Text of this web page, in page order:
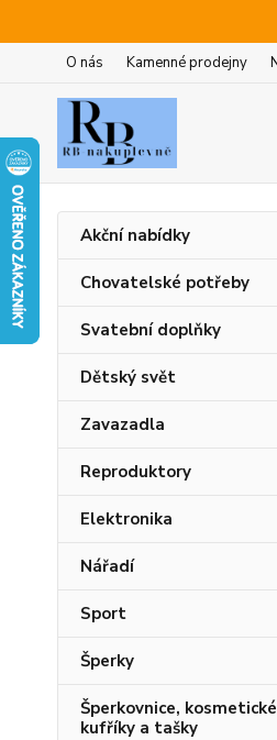
O nás Kamenné prodejny
Akční nabídky
Chovatelské potřeby
Svatební doplňky
Dětský svět
Zavazadla
Reproduktory
Elektronika
Nářadí
Sport
Šperky
Šperkovnice, kosmetické
kufříky a tašky